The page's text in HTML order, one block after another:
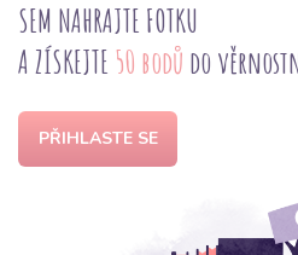
SEM NAHRAJTE FOTKU
A ZÍSKEJTE 50 bodů do
PŘIHLASTE SE